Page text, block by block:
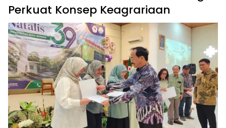
Perkuat Konsep Keagrariaan